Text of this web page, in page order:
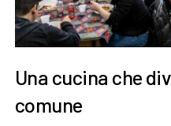
Una cucina che
comune